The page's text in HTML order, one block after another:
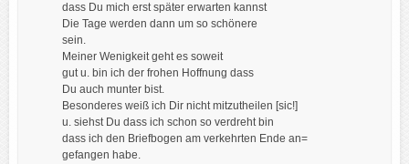
dass Du mich erst später erwarten kannst
Die Tage werden dann um so schönere
sein.
Meiner Wenigkeit geht es soweit
gut u. bin ich der frohen Hoffnung dass
Du auch munter bist.
Besonderes weiß ich Dir nicht mitzutheilen [sic!]
u. siehst Du dass ich schon so verdreht bin
dass ich den Briefbogen am verkehrten Ende an=
gefangen habe.